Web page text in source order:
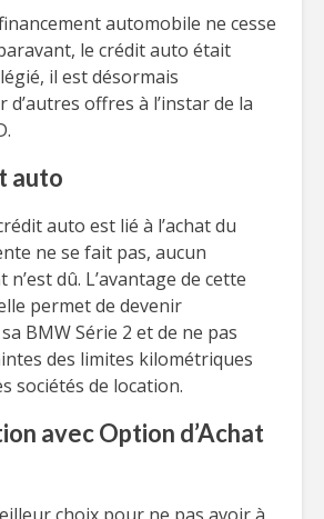
automobile ne cesse
le crédit auto était
il est désormais
d’autres offres à l’instar de la
auto
auto est lié à l’achat du
ne se fait pas, aucun
dû. L’avantage de cette
permet de devenir
BMW Série 2 et de ne pas
des limites kilométriques
sociétés de location.
avec Option d’Achat